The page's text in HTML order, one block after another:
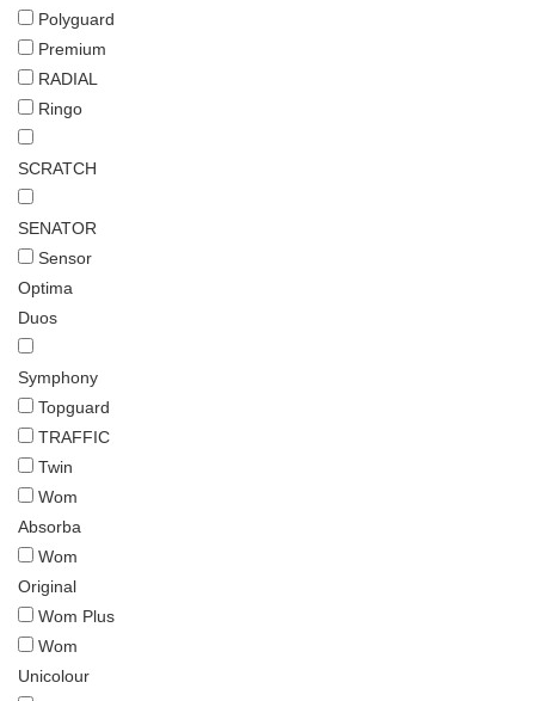
Polyguard
Premium
RADIAL
Ringo
SCRATCH
SENATOR
Sensor
Optima
Duos
Symphony
Topguard
TRAFFIC
Twin
Wom
Absorba
Wom
Original
Wom Plus
Wom
Unicolour